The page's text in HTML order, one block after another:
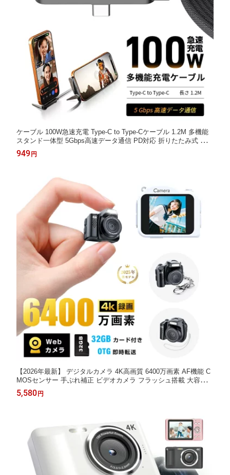
ケーブル 100W急速充電 Type-C to Type-Cケーブル 1.2M 多機能
スタンド一体型 5Gbps高速データ通信 PD対応 折りたたみ式 角度
調整可能 スマホスタンド機能付き 高耐久ナイロン編み 急速充電
対応 ノートPC タブレット スマートフォン対応 送料無料
949円
【2026年最新】 デジタルカメラ 4K高画質 6400万画素 AF機能 C
MOSセンサー 手ぶれ補正 ビデオカメラ フラッシュ搭載 大容量バ
ッテリー 32GBカード付 多機能コンパクト ストラップ
5,580円